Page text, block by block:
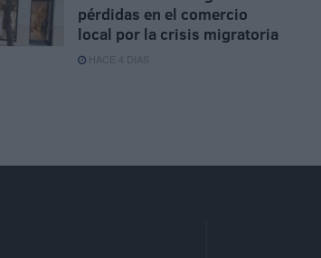
pérdidas en el comercio
local por la crisis migratoria
HACE 4 DÍAS